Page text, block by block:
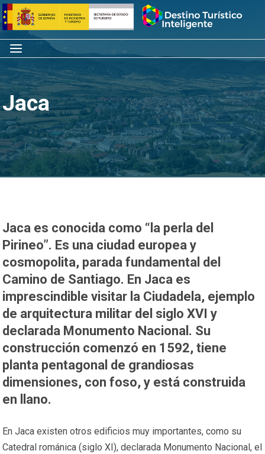
Saltar
al
contenido
Inicio
Menú
Jaca
Jaca es conocida como “la perla del
Pirineo”. Es una ciudad europea y
cosmopolita, parada fundamental del
Camino de Santiago. En Jaca es
imprescindible visitar la Ciudadela, ejemplo
de arquitectura militar del siglo XVI y
declarada Monumento Nacional. Su
construcción comenzó en 1592, tiene
planta pentagonal de grandiosas
dimensiones, con foso, y está construida
en llano.
En Jaca existen otros edificios muy importantes, como su
Catedral románica (siglo XI), declarada Monumento Nacional, el